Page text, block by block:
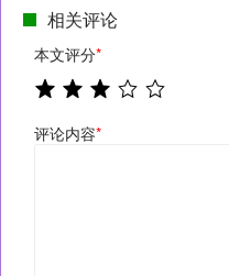
相关评论
本文评分*
评论内容*